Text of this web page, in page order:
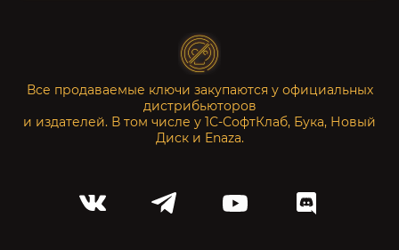
Все продаваемые ключи закупаются у официальных
дистрибьюторов
и издателей. В том числе у 1С-СофтКлаб, Бука, Новый
Диск и Enaza.